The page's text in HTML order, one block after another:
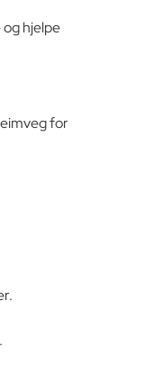
hjelpe
for